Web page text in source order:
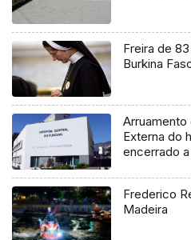
Freira de
Burkina
Externa do
encerrado
Frederico
Madeira